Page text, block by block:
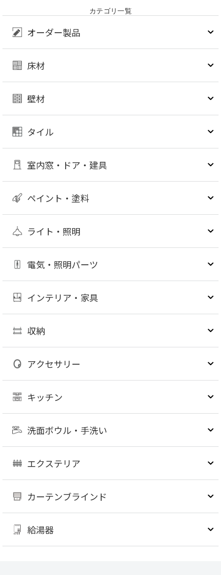
カテゴリ一覧
オーダー製品
床材
壁材
タイル
室内窓・ドア・建具
ペイント・塗料
ライト・照明
電気・照明パーツ
インテリア・家具
収納
アクセサリー
キッチン
洗面ボウル・手洗い
エクステリア
カーテンブラインド
給湯器